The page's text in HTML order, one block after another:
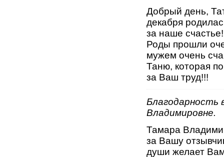
Добрый день,
декабря
за наше счастье!
Роды прошли
мужем очень
Таню, которая
за Ваш труд!!!
Благодарность
Владимировне.
Тамара
за Вашу
души желает Вам